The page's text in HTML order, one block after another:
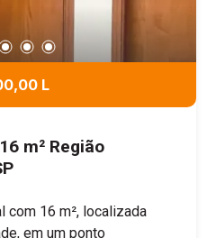
L
com 16 m², localizada
em um ponto